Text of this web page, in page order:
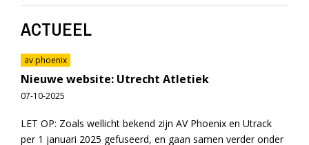
ACTUEEL
av phoenix
Nieuwe website: Utrecht Atletiek
07-10-2025
LET OP: Zoals wellicht bekend zijn AV Phoenix en Utrack
per 1 januari 2025 gefuseerd, en gaan samen verder onder